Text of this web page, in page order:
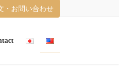
・お問い合わせ